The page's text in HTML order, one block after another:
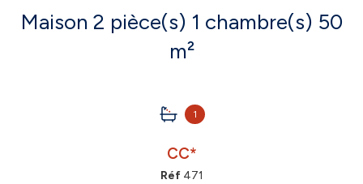
Maison 2 pièce(s) 1 chambre(s) 50
m²
1
CC*
Réf 471